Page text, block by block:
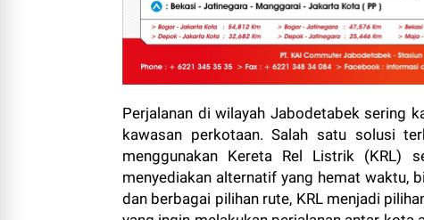
Perjalanan di wilayah Jabodetabek sering
kawasan perkotaan. Salah satu solusi
menggunakan Kereta Rel Listrik (KRL)
menyediakan alternatif yang hemat waktu,
dan berbagai pilihan rute, KRL menjadi